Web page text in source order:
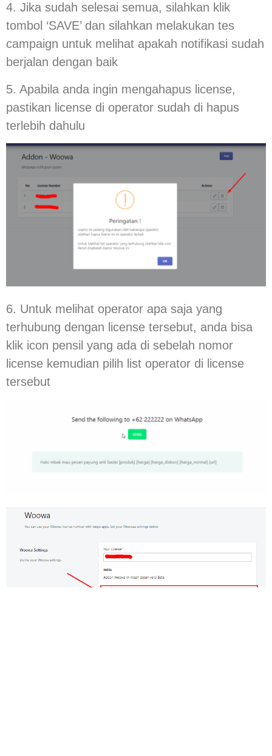
4. Jika sudah selesai semua, silahkan klik
tombol ‘SAVE’ dan silahkan melakukan tes
campaign untuk melihat apakah notifikasi sudah
berjalan dengan baik
5. Apabila anda ingin mengahapus license,
pastikan license di operator sudah di hapus
terlebih dahulu
6. Untuk melihat operator apa saja yang
terhubung dengan license tersebut, anda bisa
klik icon pensil yang ada di sebelah nomor
license kemudian pilih list operator di license
tersebut